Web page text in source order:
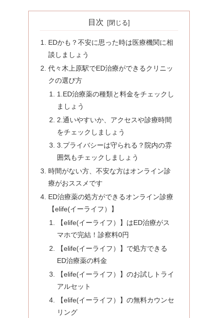
目次
EDかも？不安に思った時は医療機関に相
談しましょう
代々木上原駅でED治療ができるクリニッ
クの選び方
1.ED治療薬の種類と料金をチェックし
ましょう
2.通いやすいか、アクセスや診療時間
をチェックしましょう
3.プライバシーは守られる？院内の雰
囲気もチェックしましょう
時間がない方、不安な方はオンライン診
療がおススメです
ED治療薬の処方ができるオンライン診療
【elife(イーライフ）】
【elife(イーライフ）】はED治療がス
マホで完結！診察料0円
【elife(イーライフ）】で処方できる
ED治療薬の料金
【elife(イーライフ）】のお試しトライ
アルセット
【elife(イーライフ）】の無料カウンセ
リング